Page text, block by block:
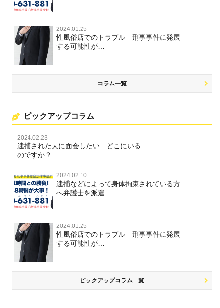
2024.01.25
性風俗店でのトラブル 刑事事件に発展
する可能性が…
コラム一覧
ピックアップコラム
2024.02.23
逮捕された人に面会したい…どこにいる
のですか？
2024.02.10
逮捕などによって身体拘束されている方
へ弁護士を派遣
2024.01.25
性風俗店でのトラブル 刑事事件に発展
する可能性が…
ピックアップコラム一覧